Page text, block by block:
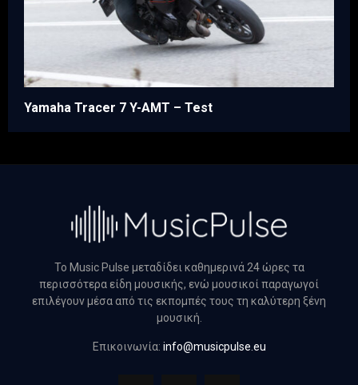
Yamaha Tracer 7 Y-AMT – Test
Το Music Pulse μεταδίδει καθημερινά 24 ώρες τα
περισσότερα είδη μουσικής, ενώ μουσικοί παραγωγοί
επιλέγουν μέσα από τις εκπομπές τους τη καλύτερη ξένη
μουσική.
Επικοινωνία: info@musicpulse.eu